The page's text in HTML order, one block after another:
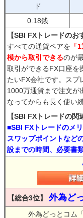
ド
0.18銭
【SBI FXトレードのお
すべての通貨ペアを 「
模から取引できるのが
取引ができるFX口座を
たいFX会社です。スプ
1000万通貨まで注文が
なってからも長く使い
【SBI FXトレードの関
■SBI FXトレードのメ
スワップポイントなど
設までの時間、必要書
【総合3位】 外為ど
外為どっとコム